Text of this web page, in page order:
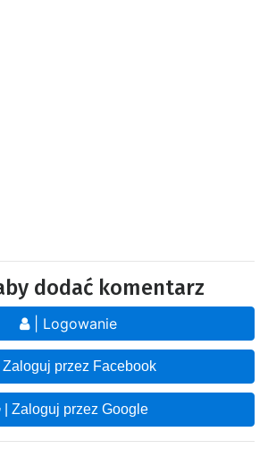
dodać komentarz
| Logowanie
| Zaloguj przez Facebook
| Zaloguj przez Google